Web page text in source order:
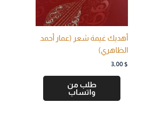
أهديك غيمة شعر (عمار أحمد
الظاهري)
3,00 $
طلب من
واتساب